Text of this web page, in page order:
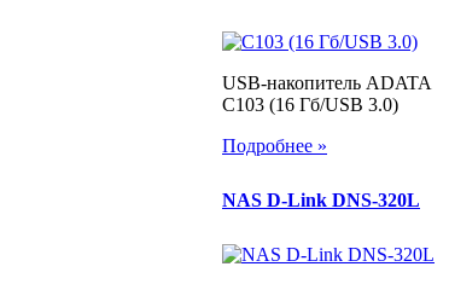
USB-накопитель ADATA
C103 (16 Гб/USB 3.0)
Подробнее »
NAS D-Link DNS-320L